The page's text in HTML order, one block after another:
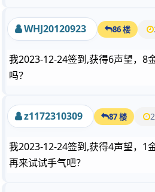
WHJ20120923 86 楼
我2023-12-24签到,获得6声望，8
吗？
z1172310309 87 楼
我2023-12-24签到,获得4声望，1
再来试试手气吧？